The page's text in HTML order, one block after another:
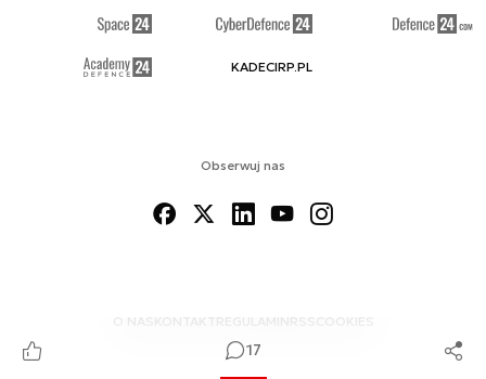
17
Obserwuj nas
O NAS KONTAKTREGULAMINRSS COOKIES
KADECIRP.PL